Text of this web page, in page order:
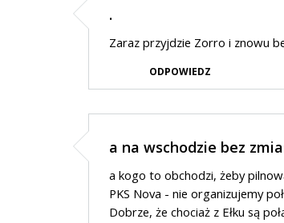
.
Zaraz przyjdzie Zorro i znowu
ODPOWIEDZ
a na wschodzie bez
a kogo to obchodzi, żeby
PKS Nova - nie organizujemy
Dobrze, że chociaż z Ełku są